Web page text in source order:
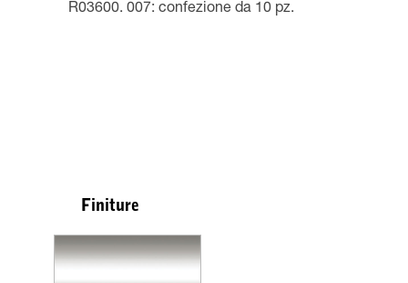
R03600. 007: confezione da 10 pz.
Finiture